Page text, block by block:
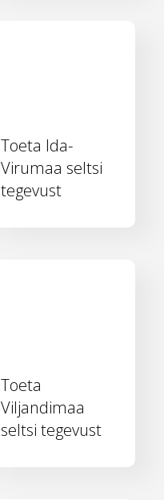
Toeta Ida-
Virumaa seltsi
tegevust
Toeta
Viljandimaa
seltsi tegevust